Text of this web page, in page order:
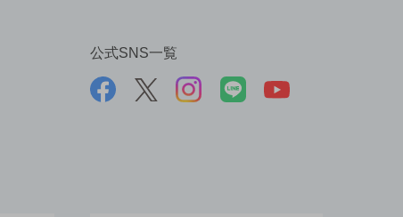
公式SNS一覧